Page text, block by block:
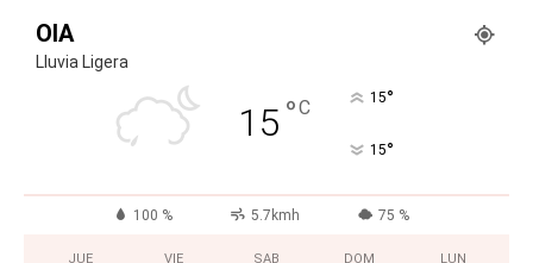
OIA
Lluvia Ligera
15 °C 15°
15°
100 % 5.7kmh 75 %
JUE VIE SAB DOM LUN